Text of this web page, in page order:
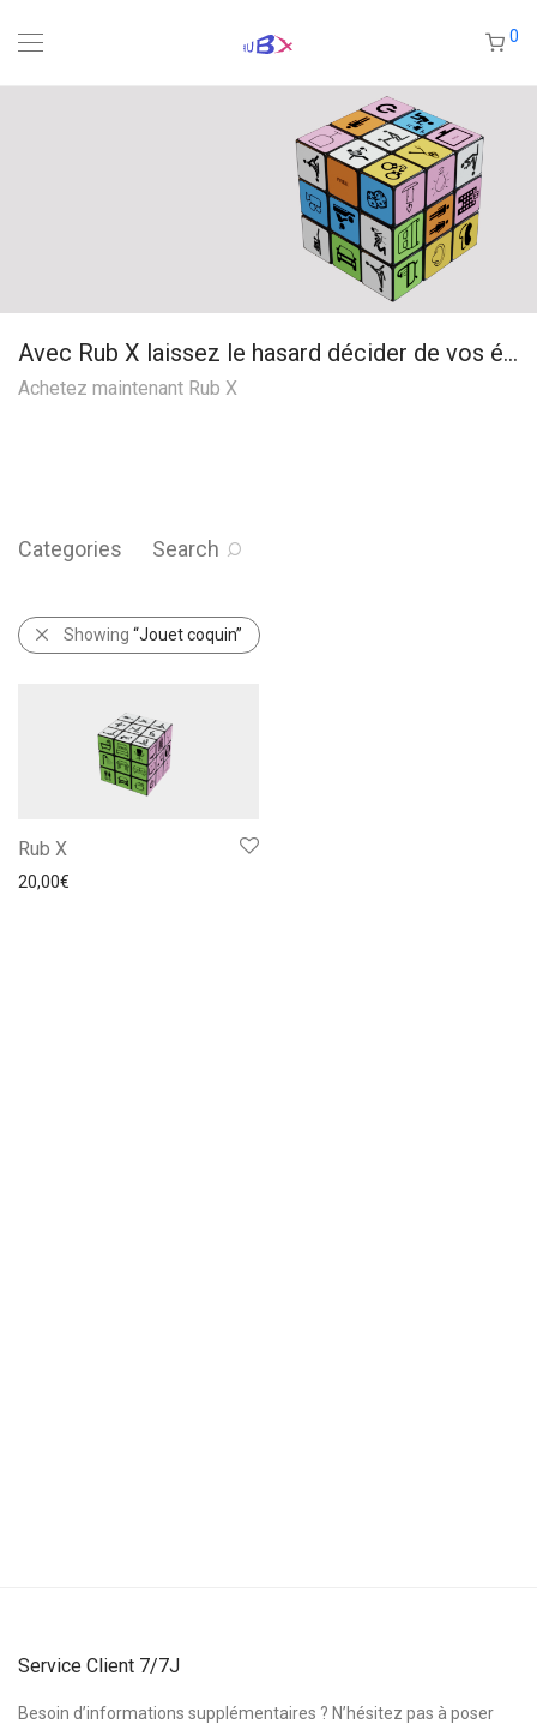
0
Avec Rub X laissez le hasard décider de vos ébats.
Achetez maintenant Rub X
Categories Search
Showing “Jouet coquin”
Rub X
20,00€
Service Client 7/7J
Besoin d’informations supplémentaires ? N’hésitez pas à poser